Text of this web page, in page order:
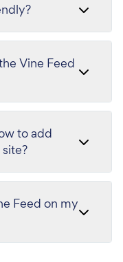
Vine Feed
to add
Feed on my